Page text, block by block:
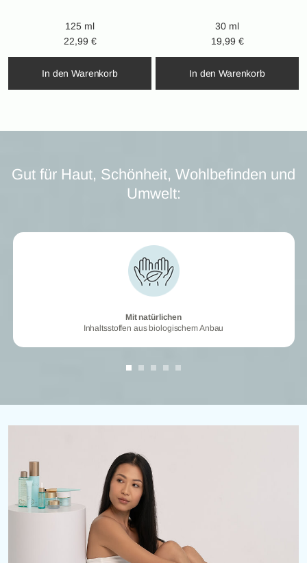
125 ml
22,99 €
In den Warenkorb
30 ml
19,99 €
In den Warenkorb
Gut für Haut, Schönheit, Wohlbefinden und
Umwelt:
Mit natürlichen
Inhaltsstoffen aus biologischem Anbau
Mit natürlichen
Inhaltsstoffen aus biologischem Anbau